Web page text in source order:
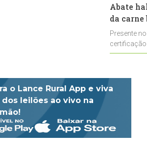
Abate
da
Presente
o Lance Rural App e viva
dos leilões ao vivo na